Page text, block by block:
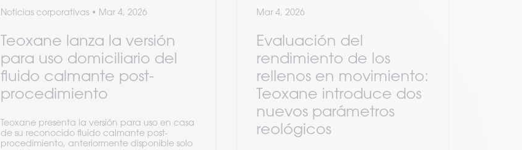
Noticias corporativas • Mar 4, 2026
Teoxane lanza la versión
para uso domiciliario del
fluido calmante post-
procedimiento
Teoxane presenta la versión para uso en casa
de su reconocido fluido calmante post-
procedimiento, anteriormente disponible solo
Mar 4, 2026
Evaluación del
rendimiento de los
rellenos en movimiento:
Teoxane introduce dos
nuevos parámetros
reológicos